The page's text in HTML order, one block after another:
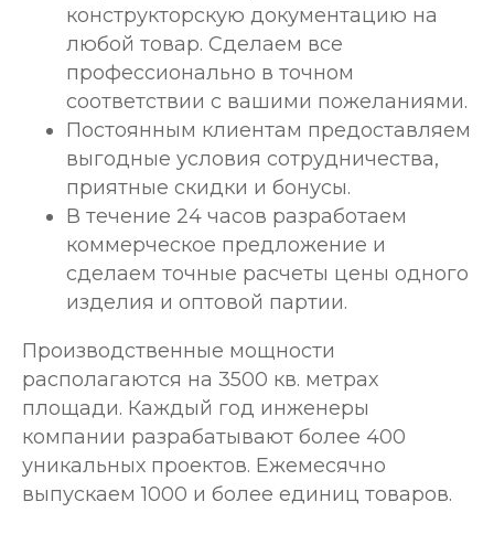
конструкторскую документацию на
любой товар. Сделаем все
профессионально в точном
соответствии с вашими пожеланиями.
Постоянным клиентам предоставляем
выгодные условия сотрудничества,
приятные скидки и бонусы.
В течение 24 часов разработаем
коммерческое предложение и
сделаем точные расчеты цены одного
изделия и оптовой партии.
Производственные мощности
располагаются на 3500 кв. метрах
площади. Каждый год инженеры
компании разрабатывают более 400
уникальных проектов. Ежемесячно
выпускаем 1000 и более единиц товаров.